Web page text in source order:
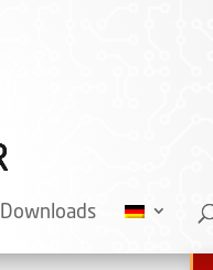
Downloads